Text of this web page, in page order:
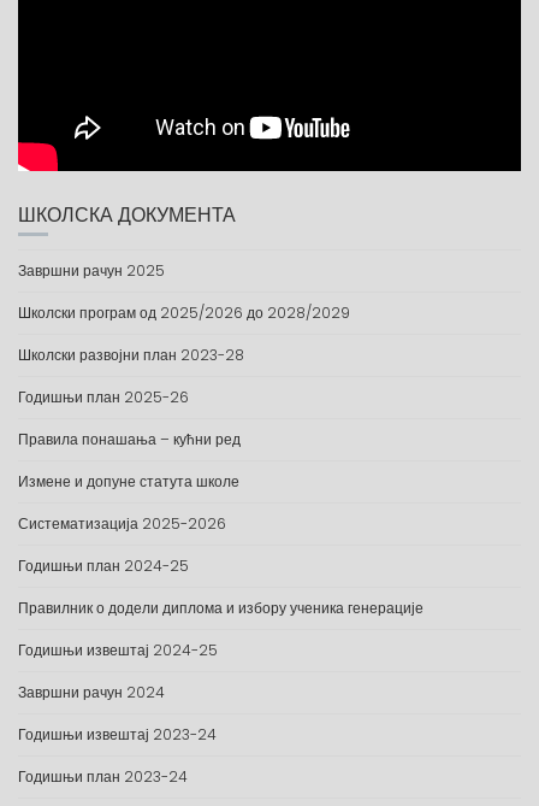
ШКОЛСКА ДОКУМЕНТА
Завршни рачун 2025
Школски програм од 2025/2026 до 2028/2029
Школски развојни план 2023-28
Годишњи план 2025-26
Правила понашања – кућни ред
Измене и допуне статута школе
Систематизација 2025-2026
Годишњи план 2024-25
Правилник о додели диплома и избору ученика генерације
Годишњи извештај 2024-25
Завршни рачун 2024
Годишњи извештај 2023-24
Годишњи план 2023-24